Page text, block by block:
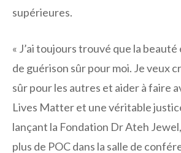
supérieures.
« J’ai toujours trouvé que la
de guérison sûr pour moi. Je veux
sûr pour les autres et aider à faire
Lives Matter et une véritable
lançant la Fondation Dr Ateh
plus de POC dans la salle de